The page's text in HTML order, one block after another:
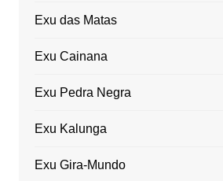
Exu das Matas
Exu Cainana
Exu Pedra Negra
Exu Kalunga
Exu Gira-Mundo